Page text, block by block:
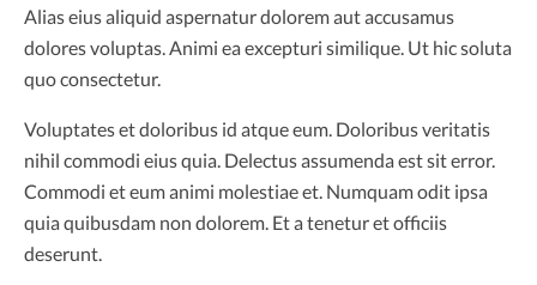
Alias eius aliquid aspernatur dolorem aut accusamus
dolores voluptas. Animi ea excepturi similique. Ut hic soluta
quo consectetur.
Voluptates et doloribus id atque eum. Doloribus veritatis
nihil commodi eius quia. Delectus assumenda est sit error.
Commodi et eum animi molestiae et. Numquam odit ipsa
quia quibusdam non dolorem. Et a tenetur et officiis
deserunt.